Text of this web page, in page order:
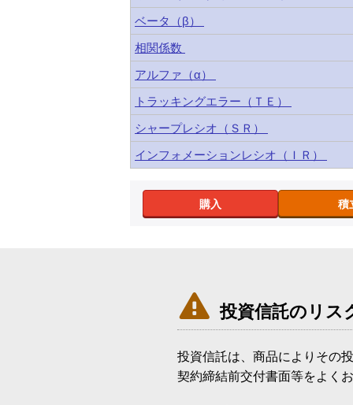
ベータ（β）
相関係数
アルファ（α）
トラッキングエラー（ＴＥ）
シャープレシオ（ＳＲ）
インフォメーションレシオ（ＩＲ）
購入 積
 投資信託のリス
投資信託は、商品によりその
契約締結前交付書面等をよく